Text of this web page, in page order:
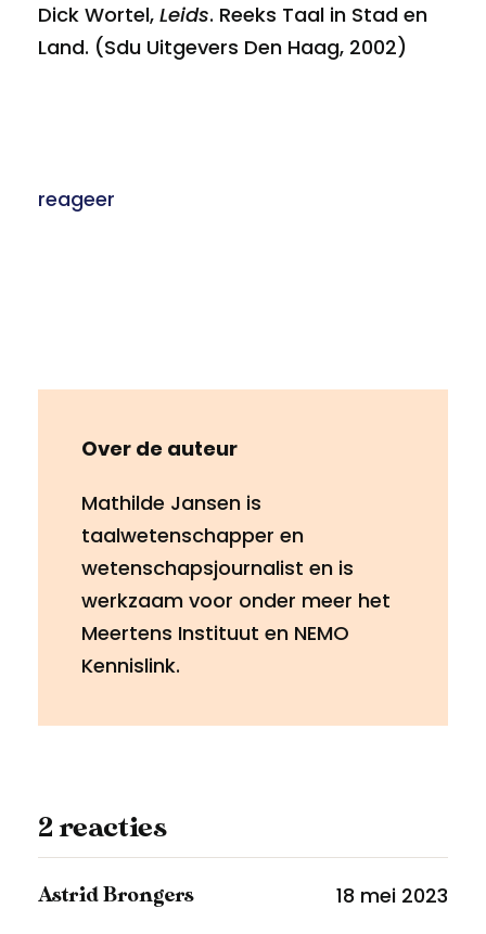
Dick Wortel, Leids. Reeks Taal in Stad en
Land. (Sdu Uitgevers Den Haag, 2002)
reageer
Over de auteur
Mathilde Jansen is
taalwetenschapper en
wetenschapsjournalist en is
werkzaam voor onder meer het
Meertens Instituut en NEMO
Kennislink.
2 reacties
Astrid Brongers
18 mei 2023